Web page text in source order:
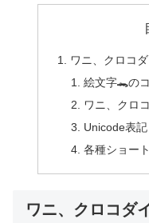
ワニ、クロコ
絵文字🐊の
ワニ、クロ
Unicode表記
各種ショー
ワニ、クロコダ